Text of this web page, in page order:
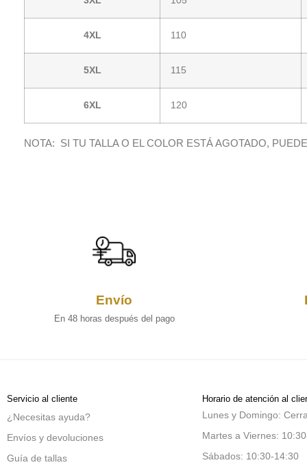
4XL 110
5XL 115
6XL 120
NOTA: SI TU TALLA O EL COLOR ESTÁ AGOTADO,
Envío
En 48 horas después del pago
Servicio al cliente
¿Necesitas ayuda?
Envíos y devoluciones
Guía de tallas
Horario de atención al
Lunes y Domingo:
Martes a Viernes:
Sábados: 10:30-14:30